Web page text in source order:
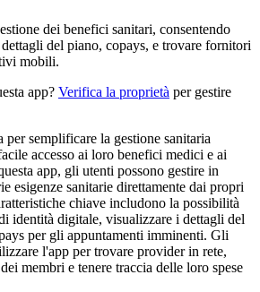
dei benefici sanitari, consentendo
del piano, copays, e trovare fornitori
mobili.
app? Verifica la proprietà per gestire
semplificare la gestione sanitaria
accesso ai loro benefici medici e ai
app, gli utenti possono gestire in
esigenze sanitarie direttamente dai propri
chiave includono la possibilità
identità digitale, visualizzare i dettagli del
per gli appuntamenti imminenti. Gli
l'app per trovare provider in rete,
membri e tenere traccia delle loro spese